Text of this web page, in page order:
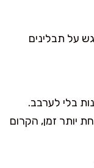
על תבלינים
בלי לערבב.
יותר זמן, הקרום